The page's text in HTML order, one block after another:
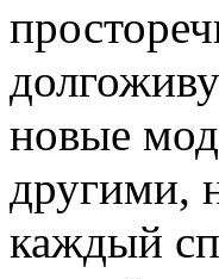
новые
другими,
каждый